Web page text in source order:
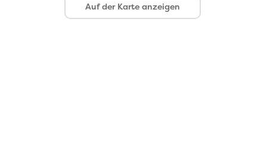
Auf der Karte anzeigen